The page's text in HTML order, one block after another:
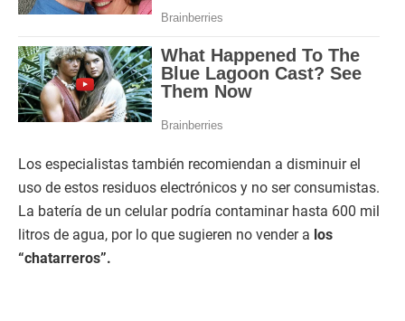
Los especialistas también recomiendan a disminuir el
uso de estos residuos electrónicos y no ser consumistas.
La batería de un celular podría contaminar hasta 600 mil
litros de agua, por lo que sugieren no vender a los
“chatarreros”.